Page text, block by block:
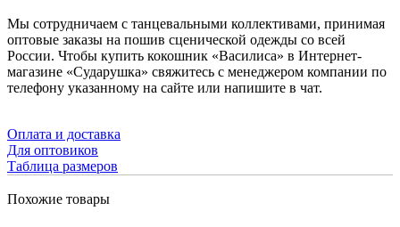
Мы сотрудничаем с танцевальными коллективами, принимая
оптовые заказы на пошив сценической одежды со всей
России. Чтобы купить кокошник «Василиса» в Интернет-
магазине «Сударушка» свяжитесь с менеджером компании по
телефону указанному на сайте или напишите в чат.
Оплата и доставка
Для оптовиков
Таблица размеров
Похожие товары